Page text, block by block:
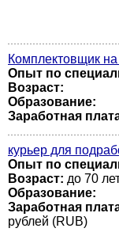
Комплектовщик
Опыт по
Возраст:
Образование:
Заработная
курьер для
Опыт по
Возраст: до 70
Образование:
Заработная
рублей (RUB)